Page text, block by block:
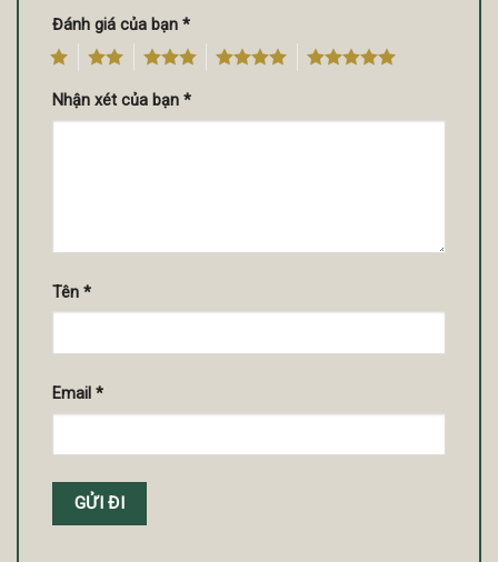
Đánh giá của bạn *
4 5
Nhận xét của bạn *
Tên *
Email *